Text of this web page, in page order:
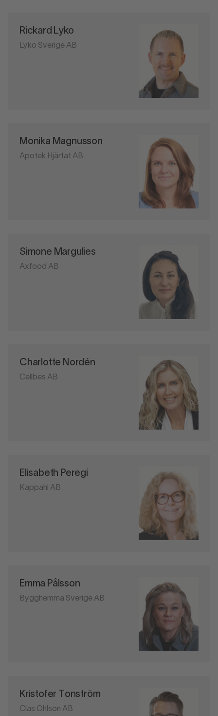
Rickard Lyko
Lyko Sverige AB
Monika Magnusson
Apotek Hjärtat AB
Simone Margulies
Axfood AB
Charlotte Nordén
Cellbes AB
Elisabeth Peregi
Kappahl AB
Emma Pålsson
Bygghemma Sverige AB
Kristofer Tonström
Clas Ohlson AB